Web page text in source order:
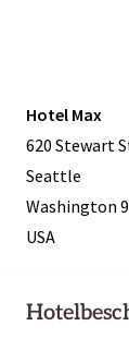
Hotel Max
620 Stewart
Seattle
Washington
USA